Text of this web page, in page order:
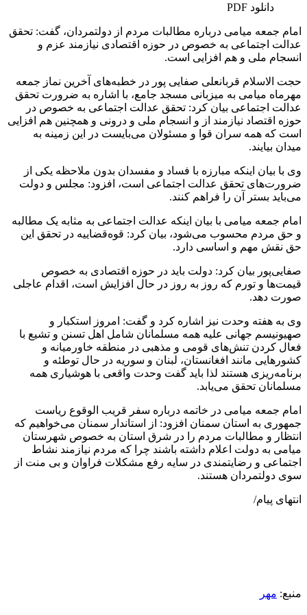
دانلود PDF
امام جمعه میامی درباره مطالبات مردم از دولتمردان، گفت: تحقق
عدالت اجتماعی به خصوص در حوزه اقتصادی نیازمند عزم و
انسجام ملی و هم افزایی است.
حجت الاسلام قربانعلی صفایی پور در خطبه‌های آخرین نماز جمعه
مهرماه میامی به میزبانی مسجد جامع، با اشاره به ضرورت تحقق
عدالت اجتماعی بیان کرد: تحقق عدالت اجتماعی به خصوص در
حوزه اقتصاد نیازمند از و انسجام ملی و درونی و همچنین هم افزایی
است که همه سران قوا و مسئولان می‌بایست در این زمینه به
میدان بیایند.
وی با بیان اینکه مبارزه با فساد و مفسدان بدون ملاحظه یکی از
ضرورت‌های تحقق عدالت اجتماعی است، افزود: مجلس و دولت
می‌باید بستر آن را فراهم کنند.
امام جمعه میامی با بیان اینکه عدالت اجتماعی به مثابه یک مطالبه
و حق مردم محسوب می‌شود، بیان کرد: قوه‌قضاییه در تحقق این
حق نقش مهم و اساسی دارد.
صفایی‌پور بیان کرد: دولت باید در حوزه اقتصادی به خصوص
قیمت‌ها و تورم که روز به روز در حال افزایش است، اقدام عاجلی
صورت دهد.
وی به هفته وحدت نیز اشاره کرد و گفت: امروز استکبار و
صهیونیسم جهانی علیه همه مسلمانان شامل اهل تسنن و تشیع با
فعال کردن تنش‌های قومی و مذهبی در منطقه خاورمیانه و
کشورهایی مانند افغانستان، لبنان و سوریه در حال توطئه و
برنامه‌ریزی هستند لذا باید گفت وحدت واقعی با هوشیاری همه
مسلمانان تحقق می‌یابد.
امام جمعه میامی در خاتمه درباره سفر قریب الوقوع ریاست
جمهوری به استان سمنان افزود: از استاندار سمنان می‌خواهیم که
انتظار و مطالبات مردم را در شرق استان به خصوص شهرستان
میامی به دولت اعلام داشته باشند چرا که مردم نیازمند نشاط
اجتماعی و رضایتمندی در سایه رفع مشکلات فراوان و بی منت از
سوی دولتمردان هستند.
انتهای پیام/
منبع: مهر